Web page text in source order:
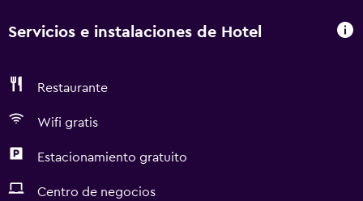
Servicios e instalaciones de Hotel
Restaurante
Wifi gratis
Estacionamiento gratuito
Centro de negocios